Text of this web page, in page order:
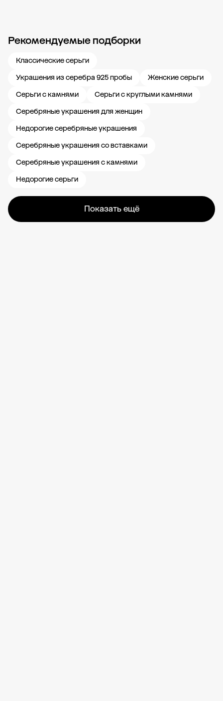
Рекомендуемые подборки
Классические серьги
Украшения из серебра 925 пробы
Женские серьги
Серьги с камнями
Серьги с круглыми камнями
Серебряные украшения для женщин
Недорогие серебряные украшения
Серебряные украшения со вставками
Серебряные украшения с камнями
Недорогие серьги
Показать ещё
Новости компании Журнал ЗОЛОТОЙ Блог